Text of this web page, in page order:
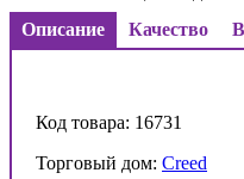
Описание
Качество
Код товара: 16731
Торговый дом: Creed